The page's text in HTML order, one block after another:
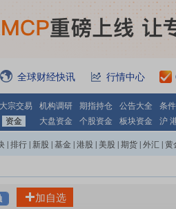
全球财经快讯 行情中心
大宗交易 机构调研 期指持仓 公告大全 条
资金 大盘资金 个股资金 板块资金 沪
排行 新股 基金 港股 美股 期货 外汇 黄
加自选